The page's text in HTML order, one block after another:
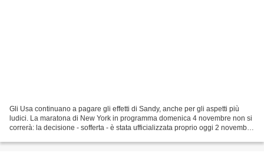
Gli Usa continuano a pagare gli effetti di Sandy, anche per gli aspetti più
ludici. La maratona di New York in programma domenica 4 novembre non si
correrà: la decisione - sofferta - è stata ufficializzata proprio oggi 2 novembre